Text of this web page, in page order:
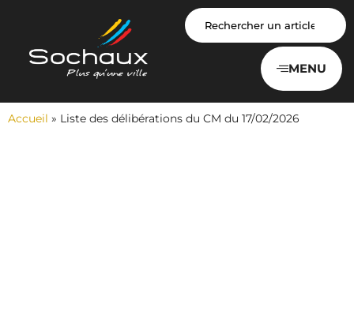
MENU
Accueil » Liste des délibérations du CM du 17/02/2026
Panneau de gestion des cookies